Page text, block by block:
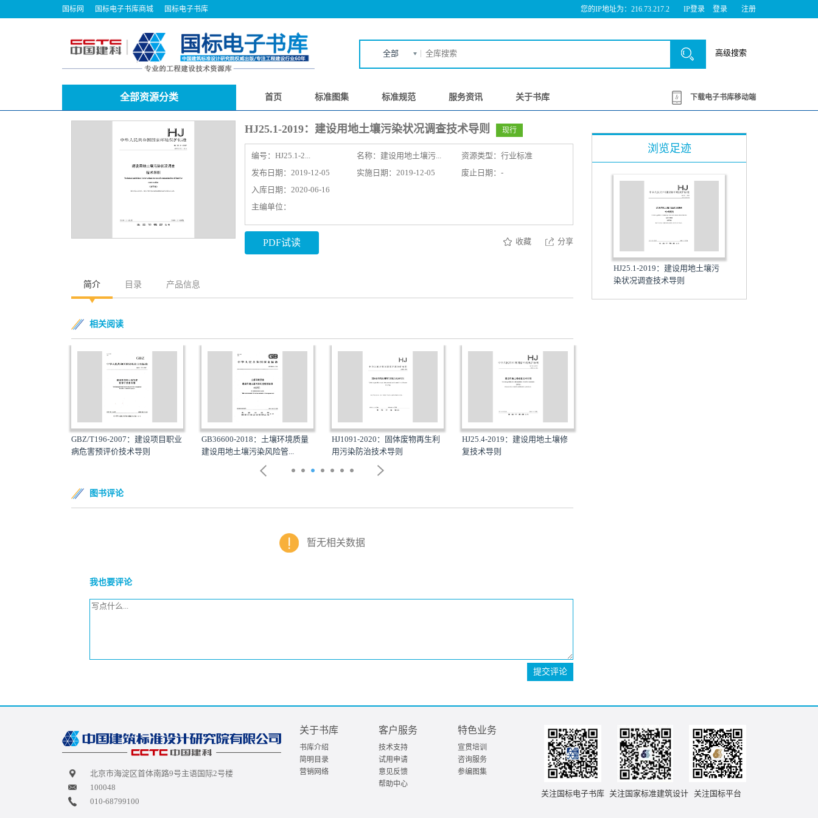
国标网 国标电子书库商城 国标电子书库 您的IP地址为：216.73.217.2 IP登录 登录 注册
全部 高级搜索
全部资源分类 首页 标准图集 标准规范 服务资讯 关于书库 下载电子书库移动端
HJ25.1-2019：建设用地土壤污染状况调查技术导则 现行
编号： HJ25.1-2... 名称： 建设用地土壤污...
资源类型：行业标准
发布日期：2019-12-05
实施日期：2019-12-05
废止日期：-
入库日期：2020-06-16
主编单位：
PDF试读 收藏 分享
简介 目录 产品信息
相关阅读
GBZ/T196-2007：建设项目职业
病危害预评价技术导则
GB36600-2018：土壤环境质量
建设用地土壤污染风险管...
HJ1091-2020：固体废物再生利
用污染防治技术导则
HJ25.4-2019：建设用地土壤修
复技术导则
图书评论
暂无相关数据
我也要评论
提交评论
浏览足迹
HJ25.1-2019：建设用地土壤污
染状况调查技术导则
北京市海淀区首体南路9号主语国际2号楼
100048
010-68799100
关于书库
书库介绍
简明目录
营销网络
客户服务
技术支持
试用申请
意见反馈
帮助中心
特色业务
宣贯培训
咨询服务
参编图集
关注国标电子书库 关注国家标准建筑设计 关注国标平台